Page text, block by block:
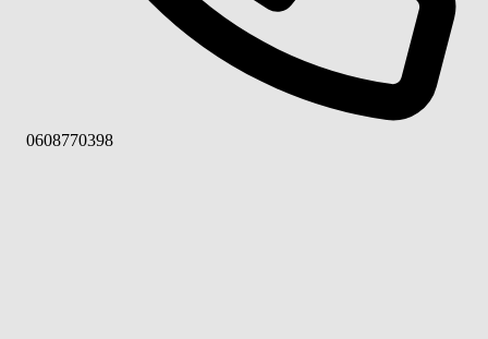
Téléphone
0608770398